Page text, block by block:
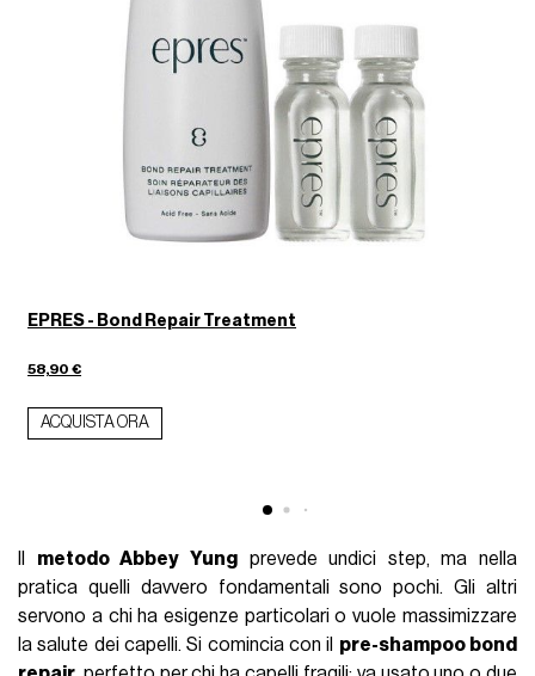
EPRES - Bond Repair Treatment
58,90 €
ACQUISTA ORA
metodo Abbey Yungprevede undici step, ma nella
pratica quelli davvero fondamentali sono pochi. Gli altri
servono a chi ha esigenze particolari o vuole massimizzare
la salute dei capelli. Si comincia con il pre-shampoo bond